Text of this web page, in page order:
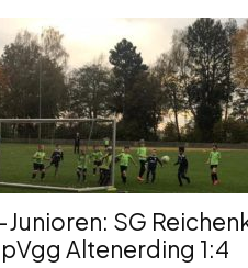
SG
Altenerding 1:4